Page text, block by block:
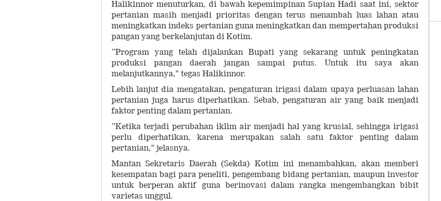
Halikinnor menuturkan, di bawah kepemimpinan Supian Hadi saat ini, sektor
pertanian masih menjadi prioritas dengan terus menambah luas lahan atau
meningkatkan indeks pertanian guna meningkatkan dan mempertahan produksi
pangan yang berkelanjutan di Kotim.
”Program yang telah dijalankan Bupati yang sekarang untuk peningkatan
produksi pangan daerah jangan sampai putus. Untuk itu saya akan
melanjutkannya," tegas Halikinnor.
Lebih lanjut dia mengatakan, pengaturan irigasi dalam upaya perluasan lahan
pertanian juga harus diperhatikan. Sebab, pengaturan air yang baik menjadi
faktor penting dalam pertanian.
”Ketika terjadi perubahan iklim air menjadi hal yang krusial, sehingga irigasi
perlu diperhatikan, karena merupakan salah satu faktor penting dalam
pertanian," jelasnya.
Mantan Sekretaris Daerah (Sekda) Kotim ini menambahkan, akan memberi
kesempatan bagi para peneliti, pengembang bidang pertanian, maupun investor
untuk berperan aktif guna berinovasi dalam rangka mengembangkan bibit
varietas unggul.